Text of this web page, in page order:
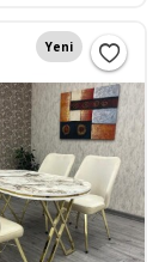
Yeni